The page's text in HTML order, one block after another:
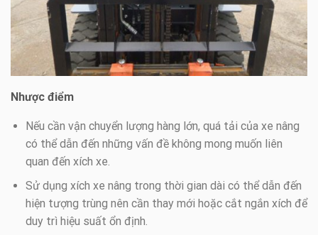
Nhược điểm
Nếu cần vận chuyển lượng hàng lớn, quá tải của xe nâng
có thể dẫn đến những vấn đề không mong muốn liên
quan đến xích xe.
Sử dụng xích xe nâng trong thời gian dài có thể dẫn đến
hiện tượng trùng nên cần thay mới hoặc cắt ngắn xích để
duy trì hiệu suất ổn định.